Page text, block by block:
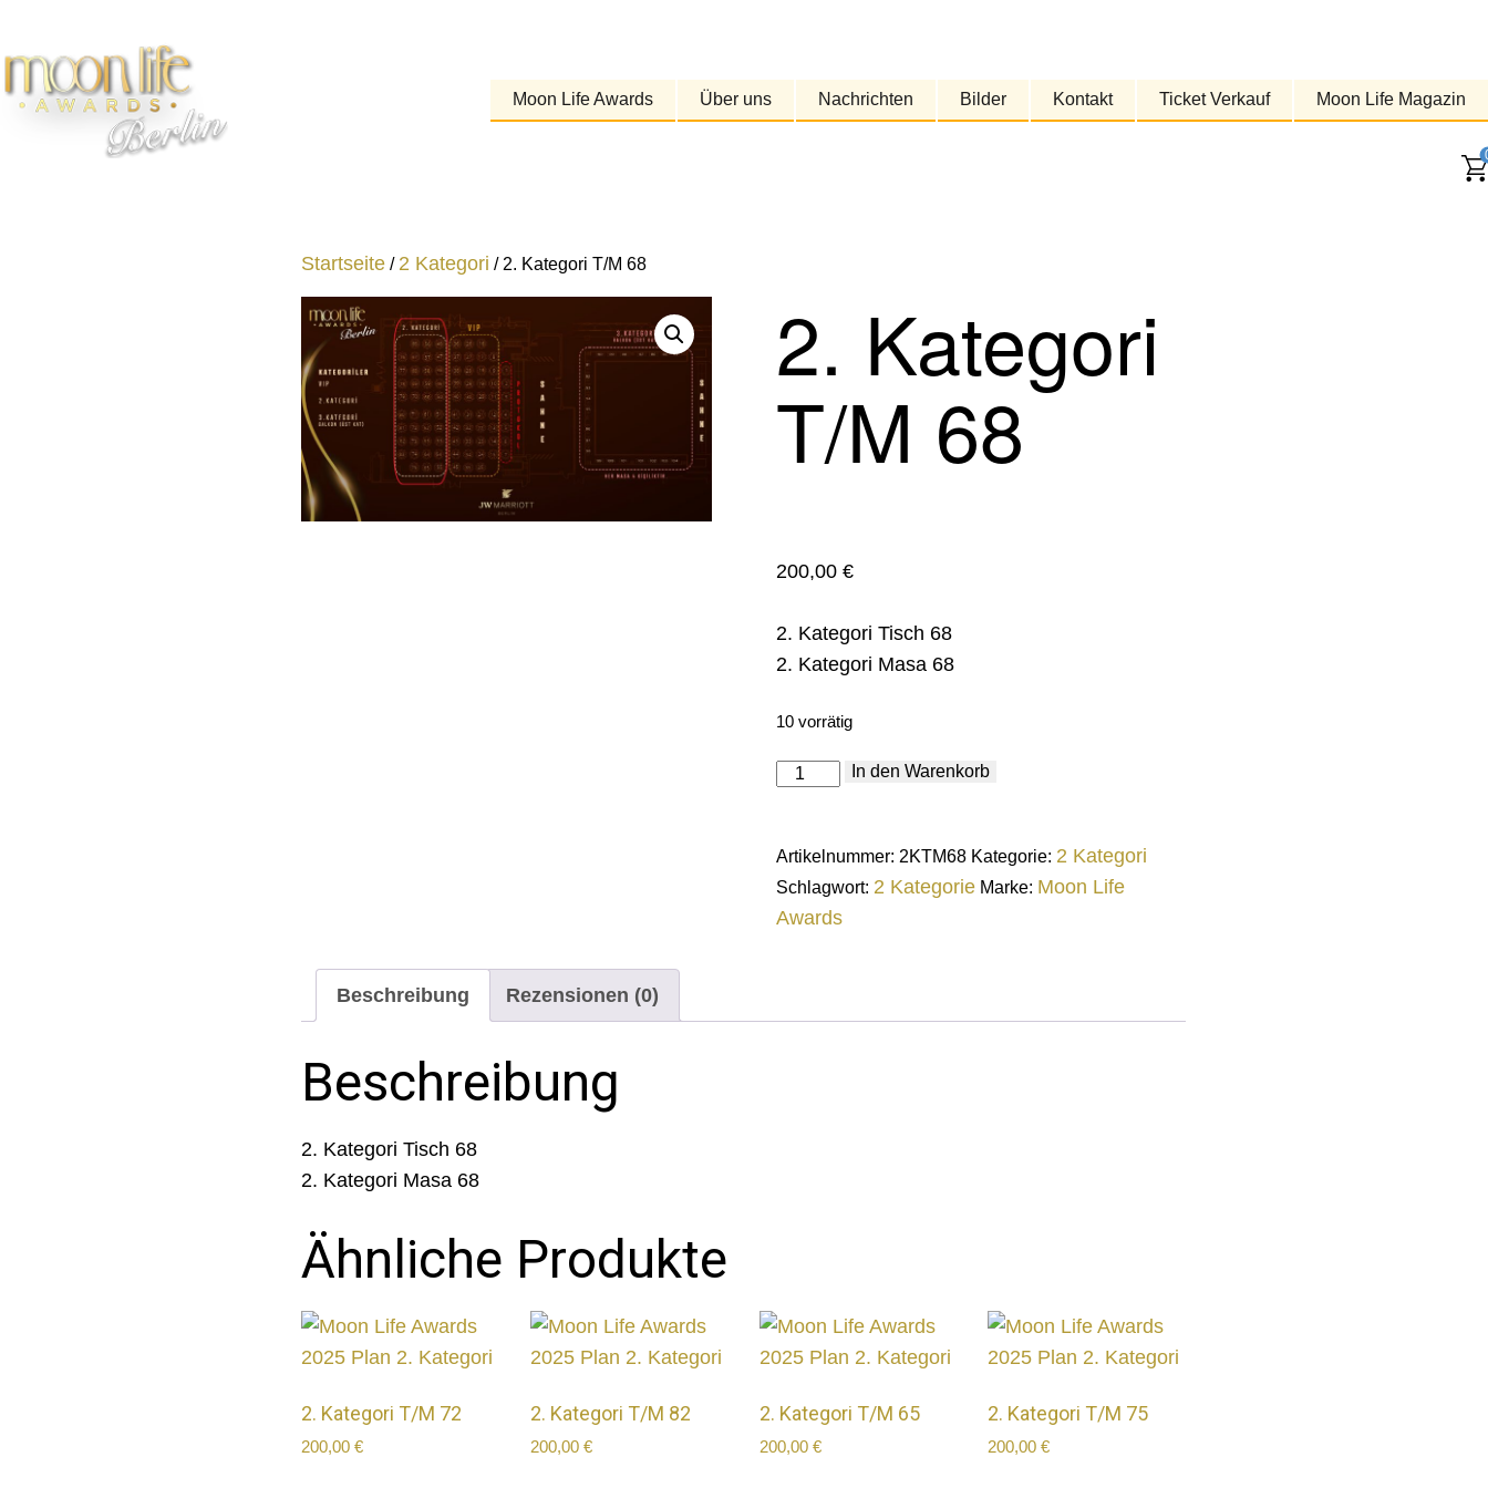
Moon Life Awards Über uns Nachrichten Bilder Kontakt Ticket Verkauf Moon Life Magazin
Startseite / 2 Kategori / 2. Kategori T/M 68
2. Kategori
T/M 68
200,00 €
2. Kategori Tisch 68
2. Kategori Masa 68
10 vorrätig
Kategori
Menge
In den Warenkorb
Artikelnummer: 2KTM68 Kategorie: 2 Kategori
Schlagwort: 2 Kategorie Marke: Moon Life
Awards
Beschreibung Rezensionen (0)
Beschreibung
2. Kategori Tisch 68
2. Kategori Masa 68
Ähnliche Produkte
2. Kategori T/M 72
200,00€
2. Kategori T/M 82
200,00 €
2. Kategori T/M 65
200,00 €
2. Kategori T/M 75
200,00€